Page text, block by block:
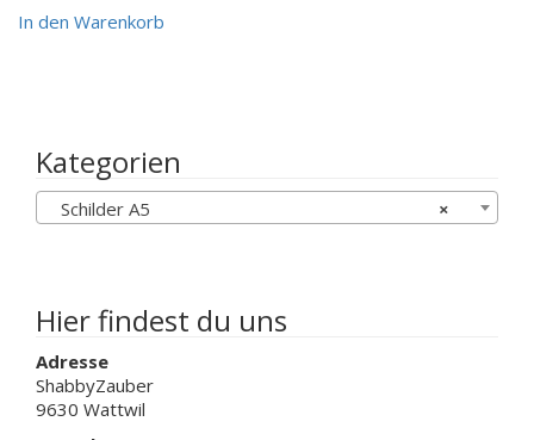
In den Warenkorb
Kategorien
×
Schilder A5
Hier findest du uns
Adresse
ShabbyZauber
9630 Wattwil